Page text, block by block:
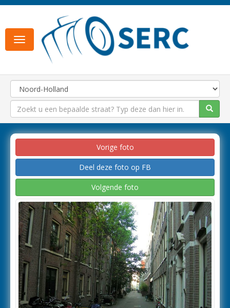
Toggle
navigation
Vorige foto
Deel deze foto op FB
Volgende foto